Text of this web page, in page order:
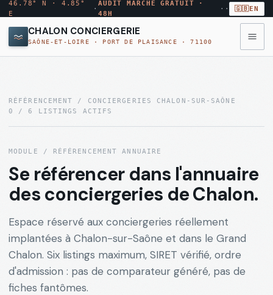
46.78° N · 4.85°
E
·
AUDIT MARCHÉ GRATUIT ·
48H
· · 🇬🇧EN
CHALON CONCIERGERIE
SAÔNE-ET-LOIRE · PORT DE PLAISANCE · 71100
Annuaire
CMP
Comparateur
tarifs
→
Quartiers
Chalon
COM
Communes
Grand
MARCHÉ
par
sous
48
h
RÉFÉRENCEMENT / CONCIERGERIES CHALON-SUR-SAÔNE
0
/6 LISTINGS ACTIFS
MODULE / RÉFÉRENCEMENT ANNUAIRE
Se référencer dans l'annuaire
des conciergeries de Chalon.
Espace réservé aux conciergeries réellement
implantées à Chalon-sur-Saône et dans le Grand
Chalon. Six listings maximum, SIRET vérifié, ordre
d'admission : pas de comparateur généré, pas de
fiches fantômes.